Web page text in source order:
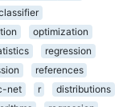
optimization
regression
references
net r
distributions